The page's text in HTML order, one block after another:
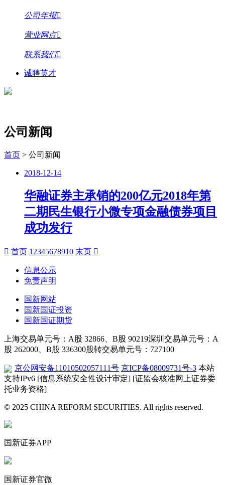
公司年报
营业网点
联系我们
诚聘英才
公司新闻
首页 > 公司新闻
2018-12-14
华融证券主承销的200亿元2018年第
二期民生银行小微专项金融债券项目
成功发行
首页 1 2345678910 末页
信息公示
免责声明
国新网站
国新国证投资
国新国证期货
上海交易单元号：A股 32866、B股 90219深圳交易单元号：A
股 262000、B股 336300股转交易单元号：727100
京公网安备11010502057111号 京ICP备08009731号-3 本站
支持IPv6 [信息系统安全性设计审定] [证监会核准网上证券委
托业务资格]
© 2025 CHINA REFORM SECURITIES. All rights reserved.
国新证券APP
国新证券官微